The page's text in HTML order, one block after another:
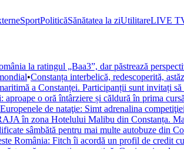
SportPoliticăSănătatea la ziUtilitareLIVE
la ratingul „Baa3”, dar păstrează
•Constanța interbelică, redescoperită,
a Constanței. Participanții sunt invitați
aproape o oră întârziere și căldură în prima
de nataţie: Simt adrenalina
în zona Hotelului Malibu din Constanța.
sâmbătă pentru mai multe autobuze din
România: Fitch îi acordă un profil de credit